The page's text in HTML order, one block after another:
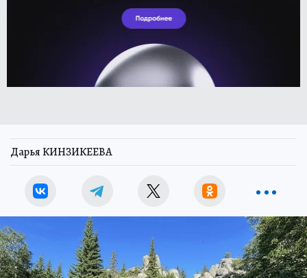
Дарья КИНЗИКЕЕВА